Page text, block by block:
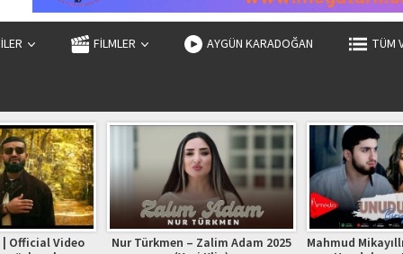
FİLMLER AYGÜN KARADOĞAN TÜM
Official Video
Nur Türkmen – Zalim Adam 2025
Mahmud